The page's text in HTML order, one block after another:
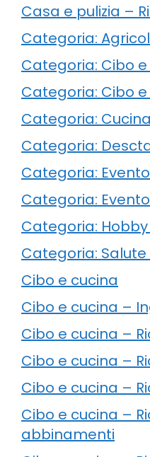
Casa e pulizia –
Categoria:
Categoria: Cibo
Categoria: Cibo
Categoria: Cucina
Categoria:
Categoria:
Categoria:
Categoria:
Categoria:
Cibo e cucina
Cibo e cucina –
Cibo e cucina –
Cibo e cucina –
Cibo e cucina –
Cibo e cucina –
abbinamenti